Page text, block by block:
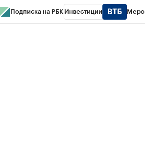
Подписка на РБК Инвестиции